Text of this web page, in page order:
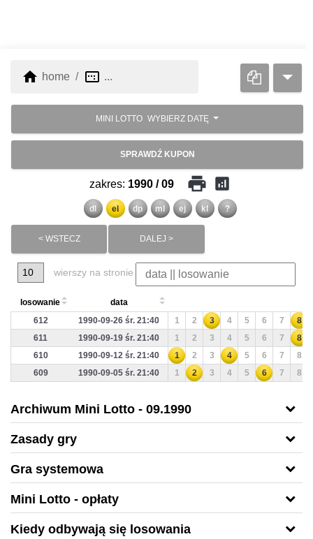
home home image_aspect_ratio ...
MINI LOTTO WYBIERZ DATĘ
SPRAWDŹ KUPON
zakres: 1990 / 09 print analytics
dl el dp ml ej kl ?
< WSTECZ DALEJ >
wierszy na stronie
losowanie
data
612
1990-09-26 śr. 21:40 1 2 3 4 5 6 7
8
611
1990-09-19 śr. 21:40 1 2 3 4 5 6 7
8
610
1990-09-12 śr. 21:40 1 2 3 4 5 6 7
8
609
1990-09-05 śr. 21:40 1 2 3 4 5 6 7 8
Archiwum Mini Lotto - 09.1990
Zasady gry
Gra systemowa
Mini Lotto - opłaty
Kiedy odbywają się losowania